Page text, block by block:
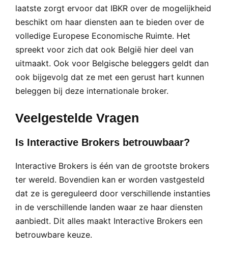
laatste zorgt ervoor dat IBKR over de mogelijkheid
beschikt om haar diensten aan te bieden over de
volledige Europese Economische Ruimte. Het
spreekt voor zich dat ook België hier deel van
uitmaakt. Ook voor Belgische beleggers geldt dan
ook bijgevolg dat ze met een gerust hart kunnen
beleggen bij deze internationale broker.
Veelgestelde Vragen
Is Interactive Brokers betrouwbaar?
Interactive Brokers is één van de grootste brokers
ter wereld. Bovendien kan er worden vastgesteld
dat ze is gereguleerd door verschillende instanties
in de verschillende landen waar ze haar diensten
aanbiedt. Dit alles maakt Interactive Brokers een
betrouwbare keuze.